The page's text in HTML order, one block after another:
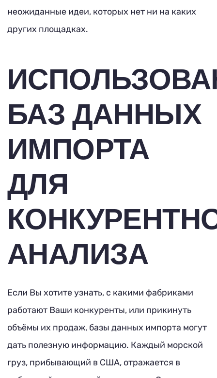
неожиданные идеи, которых нет ни на каких
других площадках.
БАЗ ДАННЫХ
ИМПОРТА
ДЛЯ
АНАЛИЗА
Если Вы хотите узнать, с какими фабриками
работают Ваши конкуренты, или прикинуть
объёмы их продаж, базы данных импорта могут
дать полезную информацию. Каждый морской
груз, прибывающий в США, отражается в